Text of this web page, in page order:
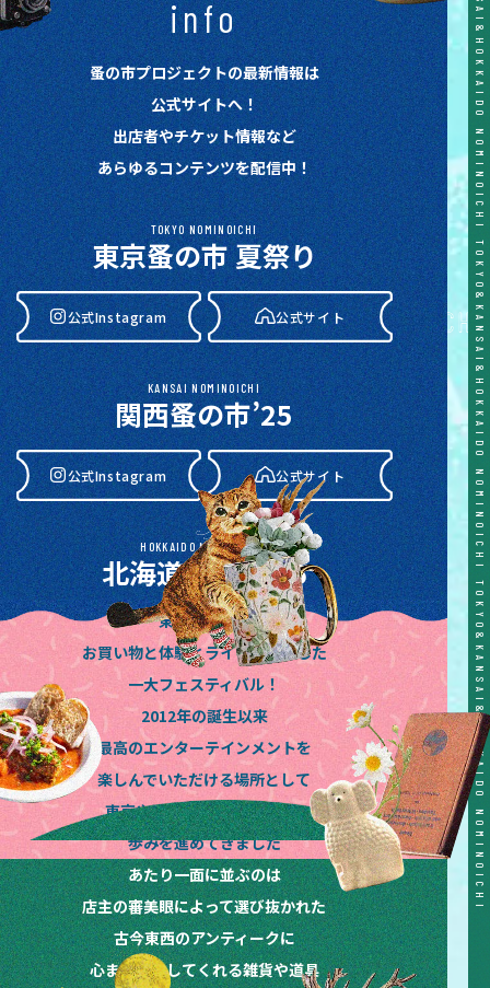
info
蚤の市プロジェクトの最新情報は
公式サイトへ！
出店者やチケット情報など
あらゆるコンテンツを配信中！
TOKYO NOMINOICHI
東京蚤の市 夏祭り
公式Instagram 公式サイト
KANSAI NOMINOICHI
関西蚤の市’25
公式Instagram 公式サイト
HOKKAIDO NOMINOICHI
北海道蚤の市’26
公式Instagram 公式サイト
東京蚤の市は
お買い物と体験とライブが融合した
一大フェスティバル！
2012年の誕生以来
最高のエンターテインメントを
楽しんでいただける場所として
東京や関西、東海や北海道と
歩みを進めてきました
あたり一面に並ぶのは
店主の審美眼によって選び抜かれた
古今東西のアンティークに
心まで満たしてくれる雑貨や道具